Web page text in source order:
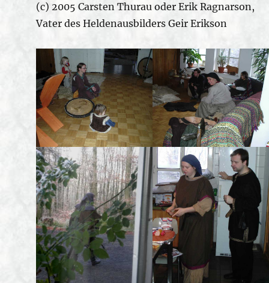
(c) 2005 Carsten Thurau oder Erik Ragnarson,
Vater des Heldenausbilders Geir Erikson